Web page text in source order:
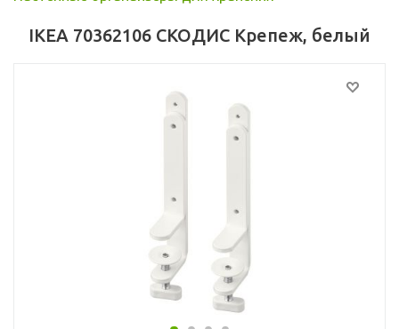
IKEA 70362106 СКОДИС Крепеж, белый